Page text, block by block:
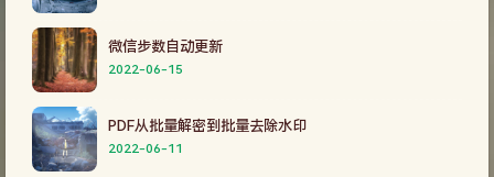
微信步数自动更新
2022-06-15
PDF从批量解密到批量去除水印
2022-06-11